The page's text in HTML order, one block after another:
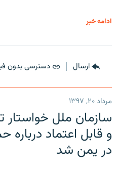
ادامه خبر
ارسال دسترسی بدون
مرداد ۲۰, ۱۳۹۷
سازمان ملل
و قابل اعتماد درباره
در یمن شد